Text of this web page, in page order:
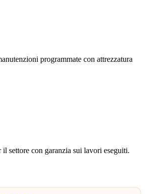
programmate con attrezzatura
settore con garanzia sui lavori eseguiti.